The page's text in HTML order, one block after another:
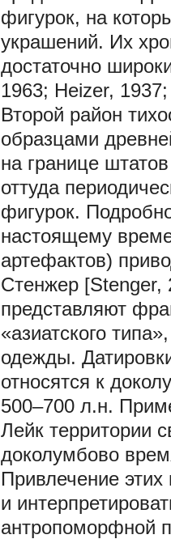
фигурок, на
украшений. Их
достаточно
1963; Heizer,
Второй район
образцами
на границе
оттуда
фигурок.
настоящему
артефактов)
Стенжер [Stenger,
представляют
«азиатского
одежды.
относятся к
500–700 л.н.
Лейк территории
доколумбово
Привлечение
и
антропоморфной